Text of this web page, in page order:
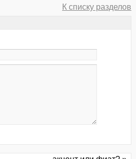
К списку разделов